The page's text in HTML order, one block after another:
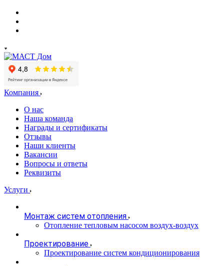
Компания
О нас
Наша команда
Награды и сертификаты
Отзывы
Наши клиенты
Вакансии
Вопросы и ответы
Реквизиты
Услуги
Монтаж систем отопления
Отопление тепловым насосом воздух-воздух
Проектирование
Проектирование систем кондиционирования